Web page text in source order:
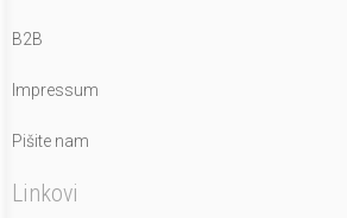
B2B
Impressum
Pišite nam
Linkovi